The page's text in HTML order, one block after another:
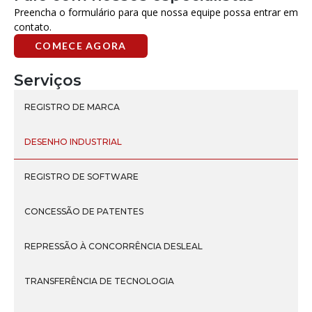
Preencha o formulário para que nossa equipe possa entrar em
contato.
COMECE AGORA
Serviços
REGISTRO DE MARCA
DESENHO INDUSTRIAL
REGISTRO DE SOFTWARE
CONCESSÃO DE PATENTES
REPRESSÃO À CONCORRÊNCIA DESLEAL
TRANSFERÊNCIA DE TECNOLOGIA